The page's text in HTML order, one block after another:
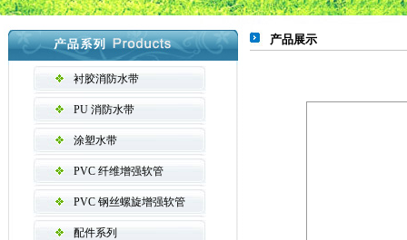
衬胶消防水带
PU 消防水带
涂塑水带
PVC 纤维增强软管
PVC 钢丝螺旋增强软管
配件系列
产品展示